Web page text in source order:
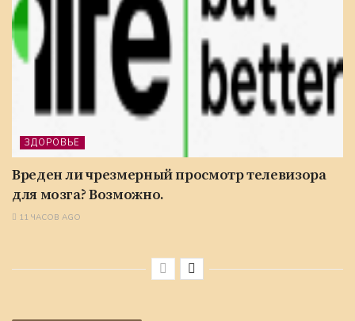
ЗДОРОВЬЕ
Вреден ли чрезмерный просмотр телевизора
для мозга? Возможно.
11 ЧАСОВ AGO